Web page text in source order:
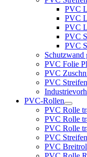
PVC
PVC
PVC
PVC
PVC
Schutzwand
PVC Folie
PVC
PVC
PVC-Rollen
PVC Rolle
PVC Rolle
PVC Rolle
PVC
PVC